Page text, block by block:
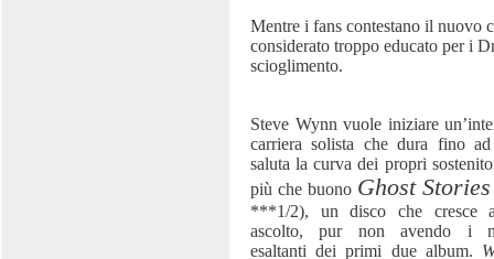
Mentre i fans contestano il nuovo
considerato troppo educato per i
scioglimento.
Steve Wynn vuole iniziare
carriera solista che dura fino
saluta la curva dei propri
più che buono Ghost Stories
***1/2), un disco che cresce
ascolto, pur non avendo i
esaltanti dei primi due album.